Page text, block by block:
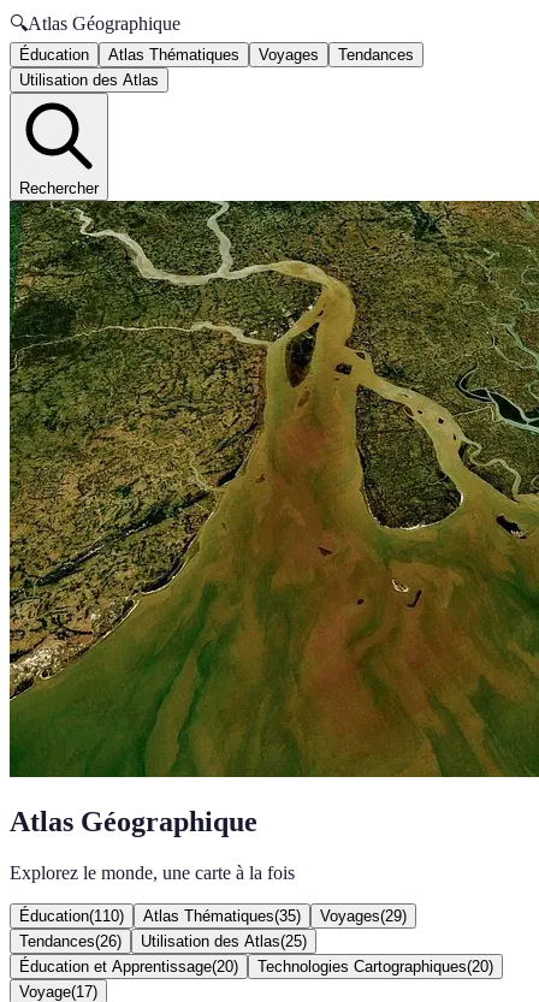
🔍Atlas Géographique
Éducation Atlas Thématiques Voyages
Tendances
Utilisation des Atlas
Rechercher
Atlas Géographique
Explorez le monde, une carte à la fois
Éducation(110) Atlas Thématiques(35) Voyages(29)
Tendances(26) Utilisation des Atlas(25)
Éducation et Apprentissage(20) Technologies Cartographiques(20)
Voyage(17)